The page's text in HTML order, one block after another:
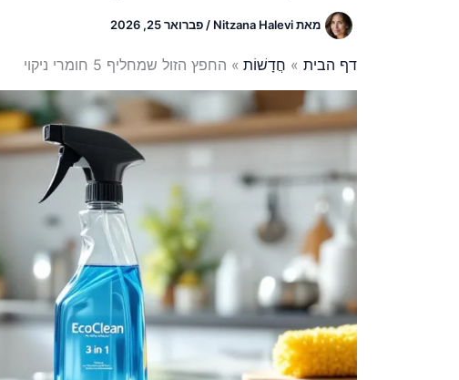
מאתNitzana Halevi
/ פברואר 25, 2026
דף הבית חֲדָשׁוֹת החפץ הזול שמחליף 5 חומרי ניקוי